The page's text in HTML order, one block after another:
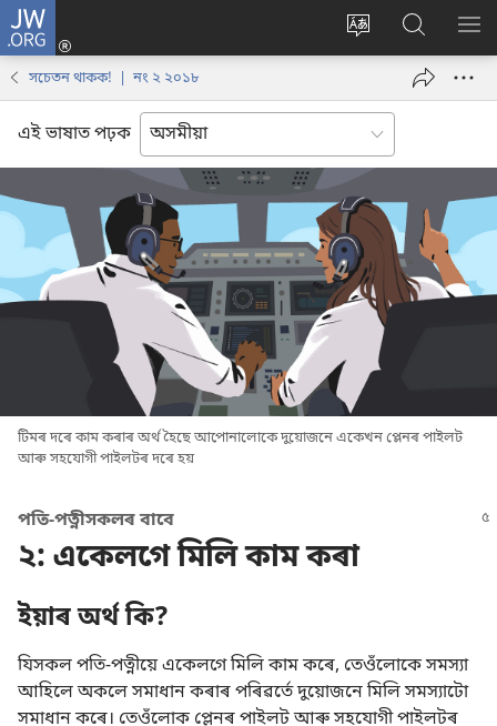
JW.ORG
Change
language
লগ
ইন
window)
JW.ORG
ৱেবছাইট
অনুসন্ধান
সচেতন থাকক! | নং ২ ২০১৮
এই ভাষাত পঢ়ক
টিমৰ দৰে কাম কৰাৰ অৰ্থ হৈছে আপোনালোকে দুয়োজনে একেখন প্লেনৰ পাইলট
আৰু সহযোগী পাইলটৰ দৰে হয়
পতি-পত্নীসকলৰ বাবে
২: একেলগে মিলি কাম কৰা
ইয়াৰ অৰ্থ কি?
যিসকল পতি-পত্নীয়ে একেলগে মিলি কাম কৰে, তেওঁলোকে সমস্যা
আহিলে অকলে সমাধান কৰাৰ পৰিৱৰ্তে দুয়োজনে মিলি সমস্যাটো
সমাধান কৰে। তেওঁলোক প্লেনৰ পাইলট আৰু সহযোগী পাইলটৰ